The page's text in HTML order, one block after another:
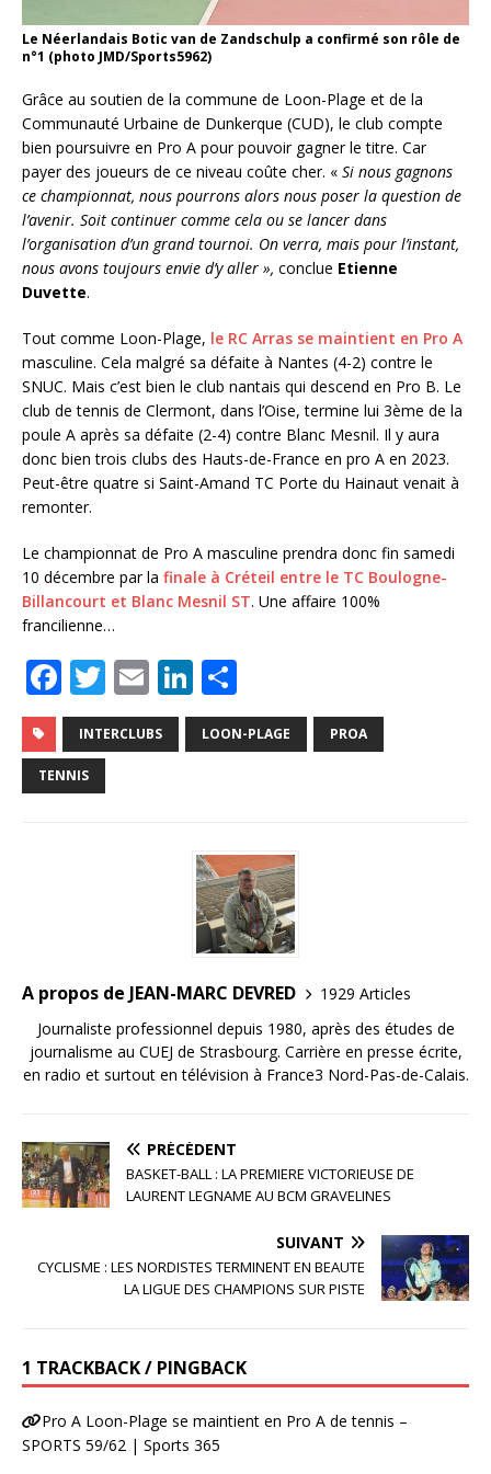
Le Néerlandais Botic van de Zandschulp a confirmé son rôle de
n°1 (photo JMD/Sports5962)
Grâce au soutien de la commune de Loon-Plage et de la
Communauté Urbaine de Dunkerque (CUD), le club compte
bien poursuivre en Pro A pour pouvoir gagner le titre. Car
payer des joueurs de ce niveau coûte cher. « Si nous gagnons
ce championnat, nous pourrons alors nous poser la question de
l’avenir. Soit continuer comme cela ou se lancer dans
l’organisation d’un grand tournoi. On verra, mais pour l’instant,
nous avons toujours envie d’y aller », conclue Etienne
Duvette.
Tout comme Loon-Plage, le RC Arras se maintient en Pro A
masculine. Cela malgré sa défaite à Nantes (4-2) contre le
SNUC. Mais c’est bien le club nantais qui descend en Pro B. Le
club de tennis de Clermont, dans l’Oise, termine lui 3ème de la
poule A après sa défaite (2-4) contre Blanc Mesnil. Il y aura
donc bien trois clubs des Hauts-de-France en pro A en 2023.
Peut-être quatre si Saint-Amand TC Porte du Hainaut venait à
remonter.
Le championnat de Pro A masculine prendra donc fin samedi
10 décembre par la finale à Créteil entre le TC Boulogne-
Billancourt et Blanc Mesnil ST. Une affaire 100%
francilienne…
F
a
c
e
T
w
it
E
m
ai
Li
n
k
n
ar
ta
r
INTERCLUBS LOON-PLAGE PROA
TENNIS
A propos de JEAN-MARC DEVRED
1929 Articles
Journaliste professionnel depuis 1980, après des études de
journalisme au CUEJ de Strasbourg. Carrière en presse écrite,
en radio et surtout en télévision à France3 Nord-Pas-de-Calais.
PRÉCÉDENT
BASKET-BALL : LA PREMIERE VICTORIEUSE DE
LAURENT LEGNAME AU BCM GRAVELINES
SUIVANT
CYCLISME : LES NORDISTES TERMINENT EN BEAUTE
LA LIGUE DES CHAMPIONS SUR PISTE
1 TRACKBACK / PINGBACK
Pro A Loon-Plage se maintient en Pro A de tennis –
SPORTS 59/62 | Sports 365